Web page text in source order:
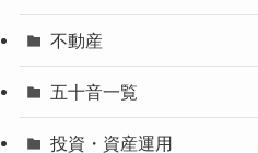
不動産
五十音一覧
投資・資産運用